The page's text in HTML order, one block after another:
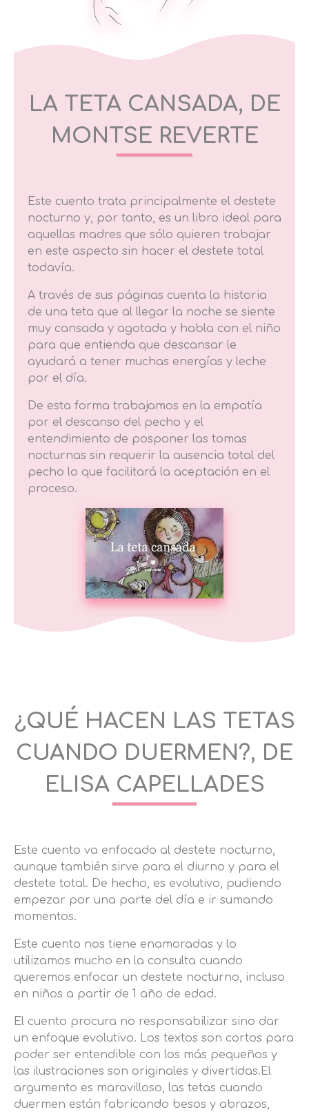
LA TETA CANSADA, DE
MONTSE REVERTE
Este cuento trata principalmente el destete
nocturno y, por tanto, es un libro ideal para
aquellas madres que sólo quieren trabajar
en este aspecto sin hacer el destete total
todavía.
A través de sus páginas cuenta la historia
de una teta que al llegar la noche se siente
muy cansada y agotada y habla con el niño
para que entienda que descansar le
ayudará a tener muchas energías y leche
por el día.
De esta forma trabajamos en la empatía
por el descanso del pecho y el
entendimiento de posponer las tomas
nocturnas sin requerir la ausencia total del
pecho lo que facilitará la aceptación en el
proceso.
¿QUÉ HACEN LAS TETAS
CUANDO DUERMEN?, DE
ELISA CAPELLADES
Este cuento va enfocado al destete nocturno,
aunque también sirve para el diurno y para el
destete total. De hecho, es evolutivo, pudiendo
empezar por una parte del día e ir sumando
momentos.
Este cuento nos tiene enamoradas y lo
utilizamos mucho en la consulta cuando
queremos enfocar un destete nocturno, incluso
en niños a partir de 1 año de edad.
El cuento procura no responsabilizar sino dar
un enfoque evolutivo. Los textos son cortos para
poder ser entendible con los más pequeños y
las ilustraciones son originales y divertidas.El
argumento es maravilloso, las tetas cuando
duermen están fabricando besos y abrazos,